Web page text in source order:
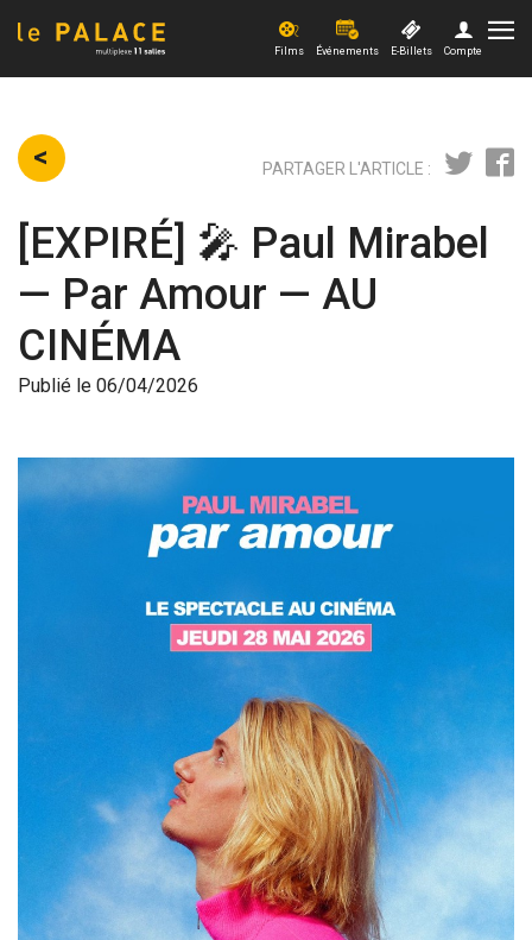
Evénements
Offres et actus
Xpérience
Films Événements E-Billets Compte
PARTAGER L'ARTICLE :
[EXPIRÉ] 🎤 Paul Mirabel
— Par Amour — AU
CINÉMA
Publié le 06/04/2026